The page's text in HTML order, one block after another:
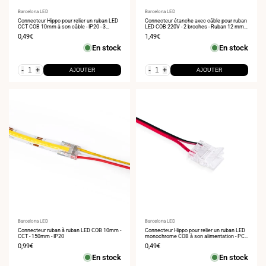
Fournisseur
:
Barcelona LED
Connecteur Hippo pour relier un ruban LED
CCT COB 10mm à son câble - IP20 - 3
broches - Max. 24V
Prix
0,49€
En stock
- + AJOUTER
Fournisseur
:
Barcelona LED
Connecteur étanche avec câble pour ruban
LED COB 220V - 2 broches - Ruban 12 mm -
IP67
Prix
1,49€
En stock
- + AJOUTER
Fournisseur
:
Barcelona LED
Connecteur ruban à ruban LED COB 10mm -
CCT - 150mm - IP20
Prix
0,99€
En stock
Fournisseur
:
Barcelona LED
Connecteur Hippo pour relier un ruban LED
monochrome COB à son alimentation - PCB
10mm - 2 broches - IP20 - Max. 24V
Prix
0,49€
En stock